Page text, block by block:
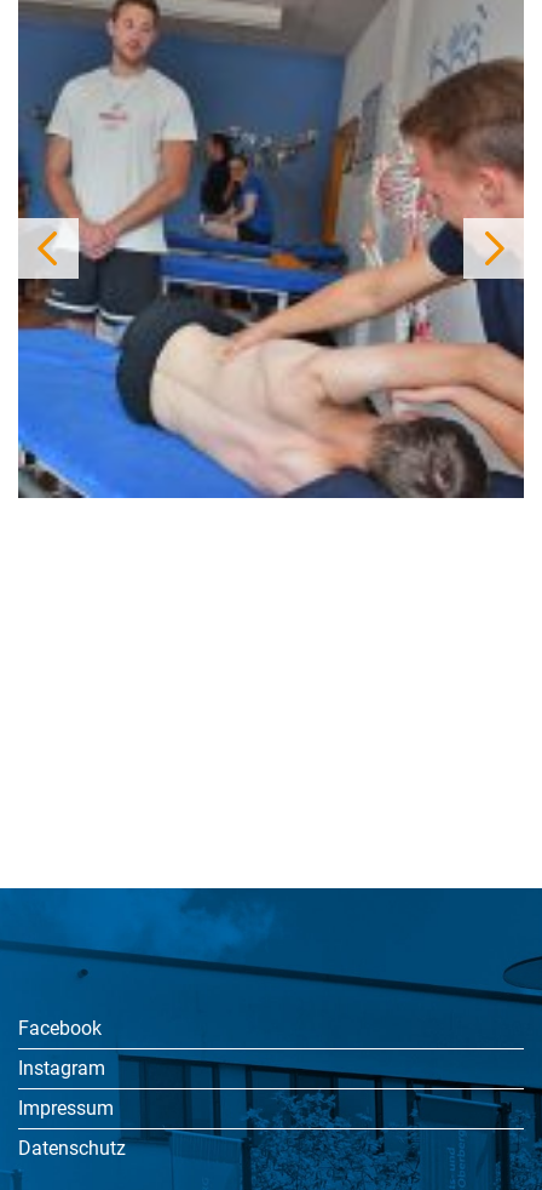
Facebook
Instagram
Impressum
Datenschutz